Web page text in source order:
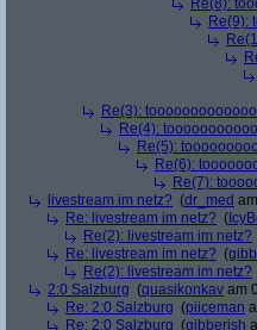
Re(8):
Re(9):
Re(3):
Re(4):
Re(5):
Re(6):
Re(7):
livestream im netz? (dr_med
Re: livestream im netz? (
Re(2): livestream im netz?
Re: livestream im netz? (
Re(2): livestream im netz?
2:0 Salzburg (quasikonkav am
Re: 2:0 Salzburg (piiceman
Re: 2:0 Salzburg (gibberish